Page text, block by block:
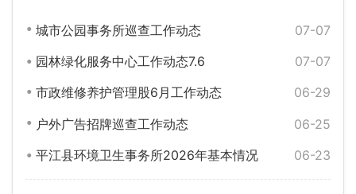
07-07
城市公园事务所巡查工作动态
07-07
园林绿化服务中心工作动态7.6
06-29
市政维修养护管理股6月工作动态
06-25
户外广告招牌巡查工作动态
06-23
平江县环境卫生事务所2026年基本情况